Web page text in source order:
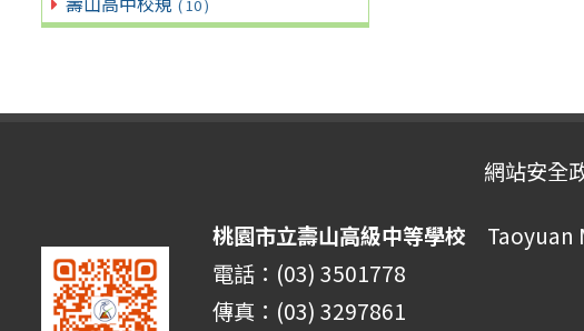
( 10 )
網站安全
桃園市立壽山高級中等學校 Taoyuan
電話：(03) 3501778
傳真：(03) 3297861